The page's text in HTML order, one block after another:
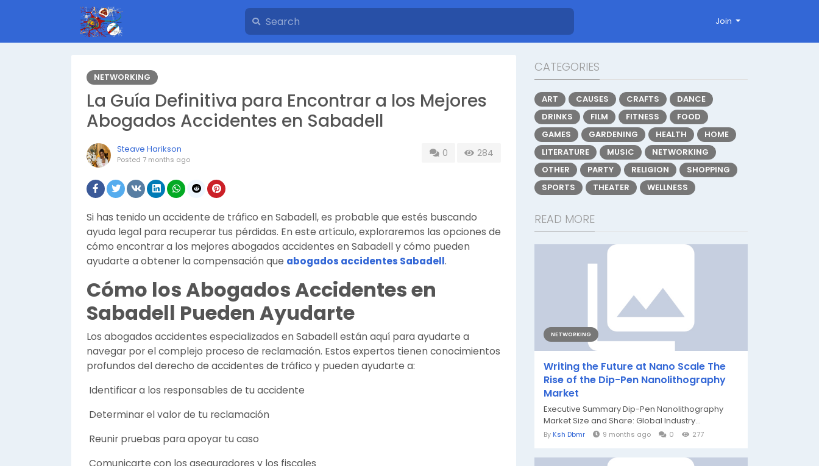
Join
NETWORKING
La Guía Definitiva para Encontrar a los Mejores
Abogados Accidentes en Sabadell
Steave Harikson
Posted 7 months ago
0 284
Si has tenido un accidente de tráfico en Sabadell, es probable que estés buscando
ayuda legal para recuperar tus pérdidas. En este artículo, exploraremos las opciones de
cómo encontrar a los mejores abogados accidentes en Sabadell y cómo pueden
ayudarte a obtener la compensación que abogados accidentes Sabadell.
Cómo los Abogados Accidentes en
Sabadell Pueden Ayudarte
Los abogados accidentes especializados en Sabadell están aquí para ayudarte a
navegar por el complejo proceso de reclamación. Estos expertos tienen conocimientos
profundos del derecho de accidentes de tráfico y pueden ayudarte a:
Identificar a los responsables de tu accidente
Determinar el valor de tu reclamación
Reunir pruebas para apoyar tu caso
Comunicarte con los aseguradores y los fiscales
CATEGORIES
ART CAUSES CRAFTS
DANCE
DRINKS
FILM FITNESS
FOOD
GAMES
GARDENING HEALTH
HOME
LITERATURE
MUSIC
NETWORKING
OTHER
PARTY RELIGION
SHOPPING
SPORTS
THEATER WELLNESS
READ MORE
NETWORKING
Writing the Future at Nano Scale The
Rise of the Dip-Pen Nanolithography
Market
Executive Summary Dip-Pen Nanolithography
Market Size and Share: Global Industry...
By Ksh Dbmr 9 months ago 0 277